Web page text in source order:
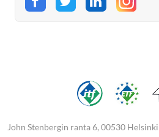
Jaa Facebookissa
Jaa Twitterissä
Jaa
John Stenbergin ranta 6, 00530 Helsinki